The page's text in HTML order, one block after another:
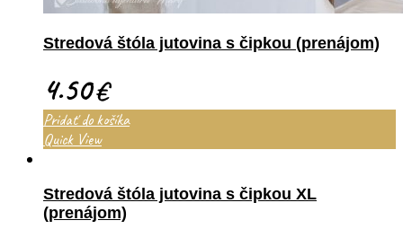
Stredová štóla jutovina s čipkou (prenájom)
4.50€
Pridať do košíka
Quick View
Stredová štóla jutovina s čipkou XL
(prenájom)